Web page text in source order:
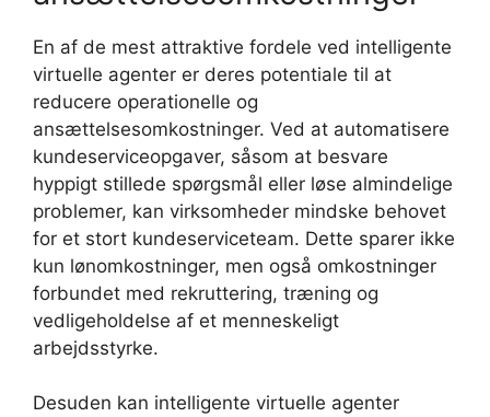
En af de mest attraktive fordele ved intelligente
virtuelle agenter er deres potentiale til at
reducere operationelle og
ansættelsesomkostninger. Ved at automatisere
kundeserviceopgaver, såsom at besvare
hyppigt stillede spørgsmål eller løse almindelige
problemer, kan virksomheder mindske behovet
for et stort kundeserviceteam. Dette sparer ikke
kun lønomkostninger, men også omkostninger
forbundet med rekruttering, træning og
vedligeholdelse af et menneskeligt
arbejdsstyrke.
Desuden kan intelligente virtuelle agenter